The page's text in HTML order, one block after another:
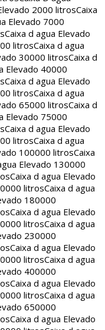
2000 litrosCaixa
Elevado 7000
Caixa d agua Elevado
litrosCaixa d agua
30000 litrosCaixa d
Elevado 40000
Caixa d agua Elevado
litrosCaixa d agua
65000 litrosCaixa d
Elevado 75000
Caixa d agua Elevado
litrosCaixa d agua
100000 litrosCaixa
Elevado 130000
Caixa d agua Elevado
litrosCaixa d agua
180000
Caixa d agua Elevado
litrosCaixa d agua
230000
Caixa d agua Elevado
litrosCaixa d agua
400000
Caixa d agua Elevado
litrosCaixa d agua
650000
Caixa d agua Elevado